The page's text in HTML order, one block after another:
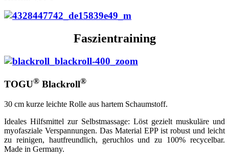
Faszientraining
TOGU® Blackroll®
30 cm kurze leichte Rolle aus hartem Schaumstoff.
Ideales Hilfsmittel zur Selbstmassage: Löst gezielt muskuläre und
myofasziale Verspannungen. Das Material EPP ist robust und leicht
zu reinigen, hautfreundlich, geruchlos und zu 100% recycelbar.
Made in Germany.